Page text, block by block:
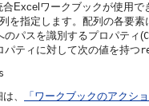
Excelワークブックが使用
を指定します。配列の各要
パスを識別するプロパティ(
パティに対して次の値を持つ
、 「ワークブックのアクシ